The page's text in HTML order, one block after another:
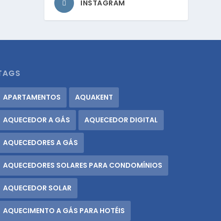
INSTAGRAM
APARTAMENTOS AQUAKENT
AQUECEDOR A GÁS AQUECEDOR DIGITAL
AQUECEDORES A GÁS
AQUECEDORES SOLARES PARA CONDOMÍNIOS
AQUECEDOR SOLAR
AQUECIMENTO A GÁS PARA HOTÉIS